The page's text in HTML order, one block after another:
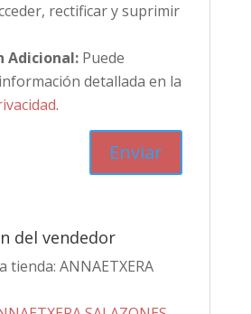
rectificar y suprimir
Adicional:Puede
detallada en la
.
del vendedor
tienda: ANNAETXERA